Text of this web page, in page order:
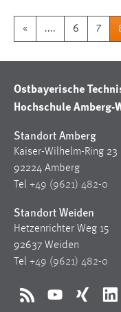
« .... 6 7
Ostbayerische
Hochschule Amberg-
Standort Amberg
Kaiser-Wilhelm-Ring 23
92224 Amberg
Tel +49 (9621) 482-0
Standort Weiden
Hetzenrichter Weg 15
92637 Weiden
Tel +49 (9621) 482-0
RSS YouTubeXing